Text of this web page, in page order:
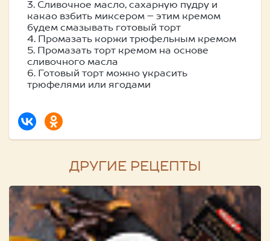
3. Сливочное масло, сахарную пудру и
какао взбить миксером – этим кремом
будем смазывать готовый торт
4. Промазать коржи трюфельным кремом
5. Промазать торт кремом на основе
сливочного масла
6. Готовый торт можно украсить
трюфелями или ягодами
ДРУГИЕ РЕЦЕПТЫ